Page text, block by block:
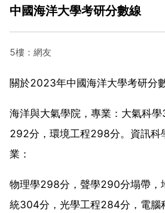
中國海洋大學考研分數線
5樓：網友
關於2023年中國海洋大學考研分
海洋與大氣學院，專業：大氣科
292分，環境工程298分。資訊科
業：
物理學298分，聲學290分塌帶，
統304分，光學工程284分，電腦